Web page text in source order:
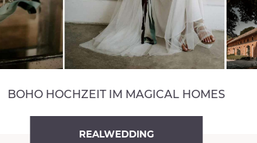
BOHO HOCHZEIT IM MAGICAL HOMES
REALWEDDING